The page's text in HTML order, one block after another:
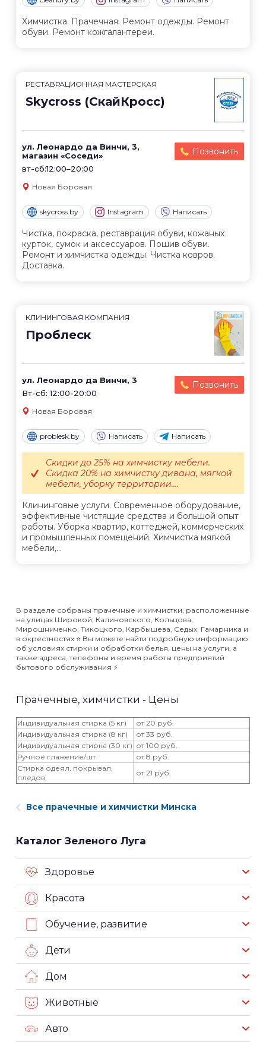
Химчистка. Прачечная. Ремонт одежды. Ремонт
обуви. Ремонт кожгалантереи.
РЕСТАВРАЦИОННАЯ МАСТЕРСКАЯ
Skycross (СкайКросс)
ул. Леонардо да Винчи, 3,
магазин «Соседи»
вт-сб:12:00–20:00
Позвонить
Новая Боровая
skycross.by Instagram Написать
Чистка, покраска, реставрация обуви, кожаных
курток, сумок и аксессуаров. Пошив обуви.
Ремонт и химчистка одежды. Чистка ковров.
Доставка.
КЛИНИНГОВАЯ КОМПАНИЯ
Проблеск
ул. Леонардо да Винчи, 3
Вт-сб: 12:00-20:00
Позвонить
Новая Боровая
problesk.by Написать Написать
Клининговые услуги. Современное оборудование,
эффективные чистящие средства и большой опыт
работы. Уборка квартир, коттеджей, коммерческих
и промышленных помещений. Химчистка мягкой
мебели,...
Скидки до 25% на химчистку мебели.
Скидка 20% на химчистку дивана, мягкой
мебели, уборку территории....
В разделе собраны прачечные и химчистки, расположенные
на улицах Широкой, Калиновского, Кольцова,
Мирошниченко, Тикоцкого, Карбышева, Седых, Гамарника и
в окрестностях ⭐️ Вы можете найти подробную информацию
об условиях стирки и обработки белья, цены на услуги, а
также адреса, телефоны и время работы предприятий
бытового обслуживания ⚡️
Прачечные, химчистки - Цены
Индивидуальная стирка (5 кг)
от 20 руб.
Индивидуальная стирка (8 кг)
от 33 руб.
Индивидуальная стирка (30 кг) от 100 руб.
Ручное глажение/шт
от 8 руб.
Стирка одеял, покрывал,
пледов
от 21 руб.
Все прачечные и химчистки Минска
Каталог Зеленого Луга
Здоровье
Красота
Обучение, развитие
Дети
Дом
Животные
Авто